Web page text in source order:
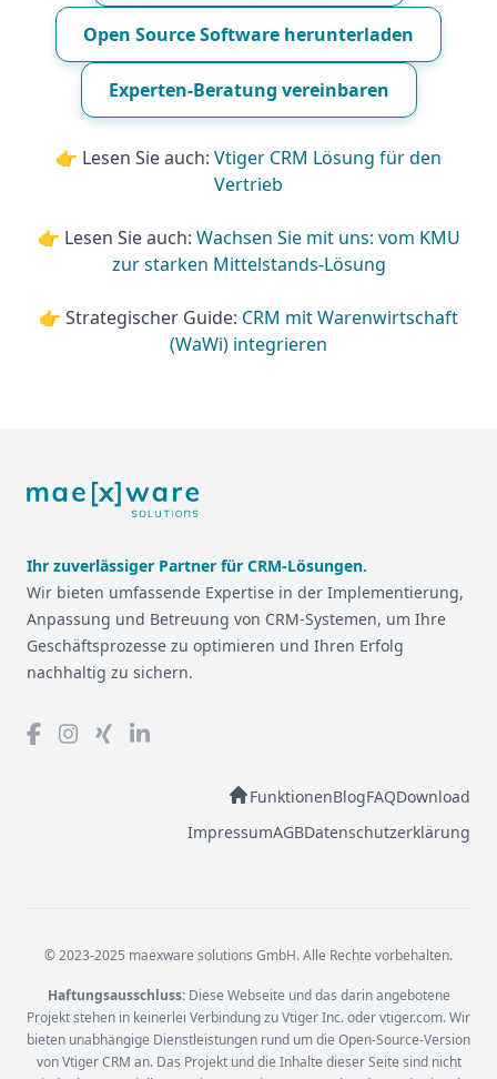
Open Source Software herunterladen
Experten-Beratung vereinbaren
👉 Lesen Sie auch: Vtiger CRM Lösung für den
Vertrieb
👉 Lesen Sie auch: Wachsen Sie mit uns: vom KMU
zur starken Mittelstands-Lösung
👉 Strategischer Guide: CRM mit Warenwirtschaft
(WaWi) integrieren
Footer
Ihr zuverlässiger Partner für CRM-Lösungen.
Wir bieten umfassende Expertise in der Implementierung,
Anpassung und Betreuung von CRM-Systemen, um Ihre
Geschäftsprozesse zu optimieren und Ihren Erfolg
nachhaltig zu sichern.
FunktionenBlogFAQDownload
ImpressumAGBDatenschutzerklärung
© 2023-2025 maexware solutions GmbH. Alle Rechte vorbehalten.
Haftungsausschluss:Diese Webseite und das darin angebotene
Projekt stehen in keinerlei Verbindung zu Vtiger Inc. oder vtiger.com. Wir
bieten unabhängige Dienstleistungen rund um die Open-Source-Version
von Vtiger CRM an. Das Projekt und die Inhalte dieser Seite sind nicht